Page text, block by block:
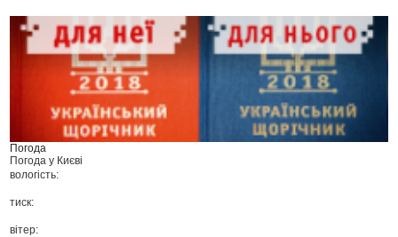
Погода
Погода у Києві
вологість:
тиск:
вітер: